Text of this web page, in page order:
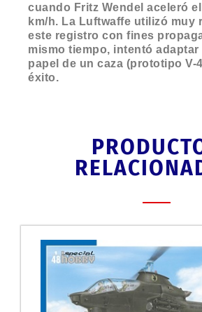
cuando Fritz Wendel aceleró el
km/h. La Luftwaffe utilizó muy
este registro con fines
mismo tiempo, intentó adaptar
papel de un caza (prototipo V-
éxito.